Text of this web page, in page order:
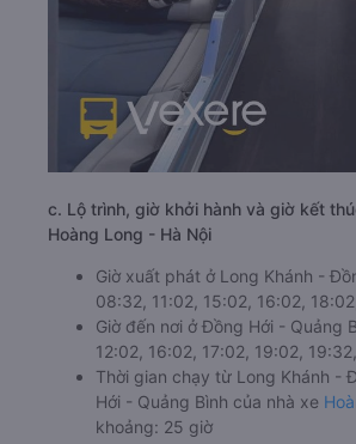
c. Lộ trình, giờ khởi hành và giờ kết
Hoàng Long - Hà Nội
Giờ xuất phát ở Long Khánh -
08:32, 11:02, 15:02, 16:02,
Giờ đến nơi ở Đồng Hới - Quảng
12:02, 16:02, 17:02, 19:02,
Thời gian chạy từ Long Khánh -
Hới - Quảng Bình của nhà xe
khoảng: 25 giờ